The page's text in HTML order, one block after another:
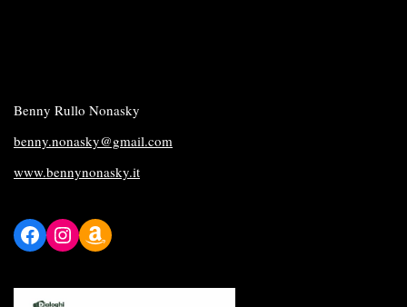
Benny Rullo Nonasky
benny.nonasky@gmail.com
www.bennynonasky.it